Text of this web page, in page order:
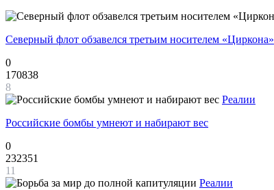
Северный флот обзавелся третьим носителем «Циркона»
0
170838
8
Реалии
Российские бомбы умнеют и набирают вес
0
232351
11
Реалии